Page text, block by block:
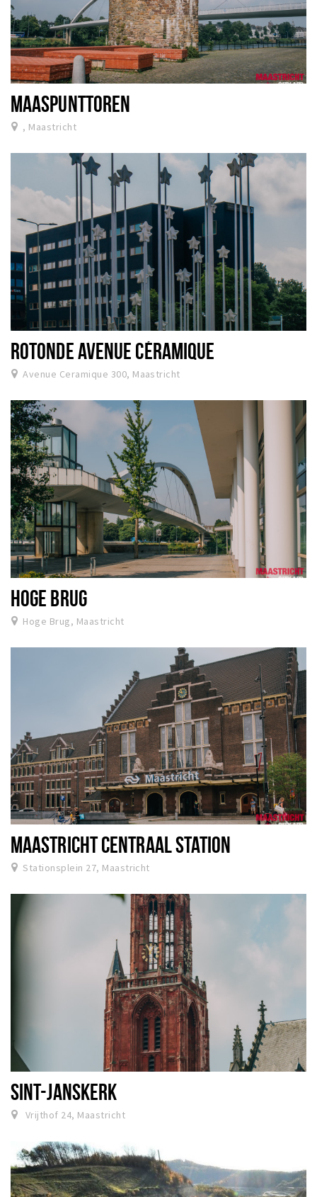
MAASPUNTTOREN
, Maastricht
ROTONDE AVENUE CÉRAMIQUE
Avenue Ceramique 300, Maastricht
HOGE BRUG
Hoge Brug, Maastricht
MAASTRICHT CENTRAAL STATION
Stationsplein 27, Maastricht
SINT-JANSKERK
Vrijthof 24, Maastricht